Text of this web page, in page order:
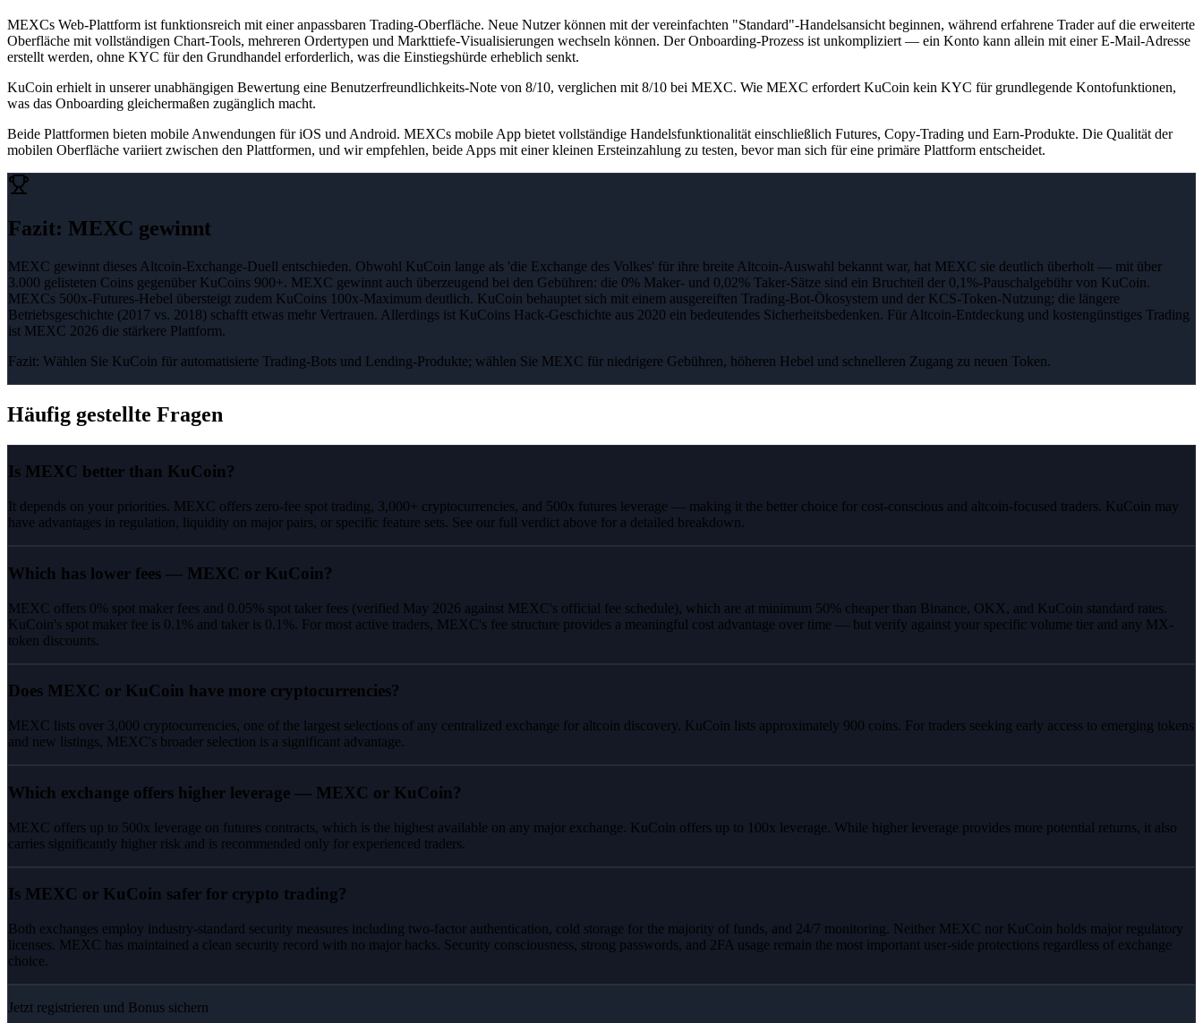
MEXCs Web-Plattform ist funktionsreich mit einer anpassbaren Trading-Oberfläche. Neue Nutzer können mit der vereinfachten "Standard"-Handelsansicht beginnen, während erfahrene Trader auf die erweiterte
Oberfläche mit vollständigen Chart-Tools, mehreren Ordertypen und Markttiefe-Visualisierungen wechseln können. Der Onboarding-Prozess ist unkompliziert — ein Konto kann allein mit einer E-Mail-Adresse
erstellt werden, ohne KYC für den Grundhandel erforderlich, was die Einstiegshürde erheblich senkt.
KuCoin erhielt in unserer unabhängigen Bewertung eine Benutzerfreundlichkeits-Note von 8/10, verglichen mit 8/10 bei MEXC. Wie MEXC erfordert KuCoin kein KYC für grundlegende Kontofunktionen,
was das Onboarding gleichermaßen zugänglich macht.
Beide Plattformen bieten mobile Anwendungen für iOS und Android. MEXCs mobile App bietet vollständige Handelsfunktionalität einschließlich Futures, Copy-Trading und Earn-Produkte. Die Qualität der
mobilen Oberfläche variiert zwischen den Plattformen, und wir empfehlen, beide Apps mit einer kleinen Ersteinzahlung zu testen, bevor man sich für eine primäre Plattform entscheidet.
Fazit: MEXC gewinnt
MEXC gewinnt dieses Altcoin-Exchange-Duell entschieden. Obwohl KuCoin lange als 'die Exchange des Volkes' für ihre breite Altcoin-Auswahl bekannt war, hat MEXC sie deutlich überholt — mit über
3.000 gelisteten Coins gegenüber KuCoins 900+. MEXC gewinnt auch überzeugend bei den Gebühren: die 0% Maker- und 0,02% Taker-Sätze sind ein Bruchteil der 0,1%-Pauschalgebühr von KuCoin.
MEXCs 500x-Futures-Hebel übersteigt zudem KuCoins 100x-Maximum deutlich. KuCoin behauptet sich mit einem ausgereiften Trading-Bot-Ökosystem und der KCS-Token-Nutzung; die längere
Betriebsgeschichte (2017 vs. 2018) schafft etwas mehr Vertrauen. Allerdings ist KuCoins Hack-Geschichte aus 2020 ein bedeutendes Sicherheitsbedenken. Für Altcoin-Entdeckung und kostengünstiges Trading
ist MEXC 2026 die stärkere Plattform.
Fazit: Wählen Sie KuCoin für automatisierte Trading-Bots und Lending-Produkte; wählen Sie MEXC für niedrigere Gebühren, höheren Hebel und schnelleren Zugang zu neuen Token.
Häufig gestellte Fragen
Is MEXC better than KuCoin?
It depends on your priorities. MEXC offers zero-fee spot trading, 3,000+ cryptocurrencies, and 500x futures leverage — making it the better choice for cost-conscious and altcoin-focused traders. KuCoin may
have advantages in regulation, liquidity on major pairs, or specific feature sets. See our full verdict above for a detailed breakdown.
Which has lower fees — MEXC or KuCoin?
MEXC offers 0% spot maker fees and 0.05% spot taker fees (verified May 2026 against MEXC's official fee schedule), which are at minimum 50% cheaper than Binance, OKX, and KuCoin standard rates.
KuCoin's spot maker fee is 0.1% and taker is 0.1%. For most active traders, MEXC's fee structure provides a meaningful cost advantage over time — but verify against your specific volume tier and any MX-
token discounts.
Does MEXC or KuCoin have more cryptocurrencies?
MEXC lists over 3,000 cryptocurrencies, one of the largest selections of any centralized exchange for altcoin discovery. KuCoin lists approximately 900 coins. For traders seeking early access to emerging tokens
and new listings, MEXC's broader selection is a significant advantage.
Which exchange offers higher leverage — MEXC or KuCoin?
MEXC offers up to 500x leverage on futures contracts, which is the highest available on any major exchange. KuCoin offers up to 100x leverage. While higher leverage provides more potential returns, it also
carries significantly higher risk and is recommended only for experienced traders.
Is MEXC or KuCoin safer for crypto trading?
Both exchanges employ industry-standard security measures including two-factor authentication, cold storage for the majority of funds, and 24/7 monitoring. Neither MEXC nor KuCoin holds major regulatory
licenses. MEXC has maintained a clean security record with no major hacks. Security consciousness, strong passwords, and 2FA usage remain the most important user-side protections regardless of exchange
choice.
Jetzt registrieren und Bonus sichern